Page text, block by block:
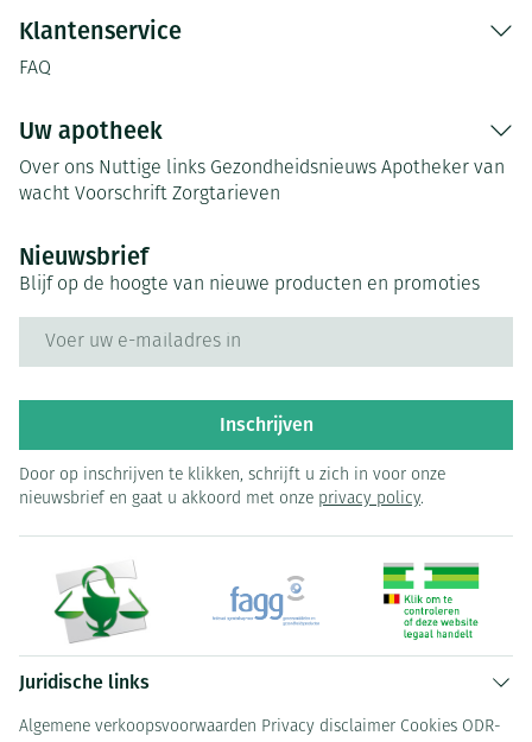
Klantenservice
FAQ
Uw apotheek
Over ons Nuttige links Gezondheidsnieuws Apotheker van
wacht Voorschrift Zorgtarieven
Nieuwsbrief
Blijf op de hoogte van nieuwe producten en promoties
Inschrijven
Door op inschrijven te klikken, schrijft u zich in voor onze
nieuwsbrief en gaat u akkoord met onze privacy policy.
Juridische links
Algemene verkoopsvoorwaarden Privacy disclaimer Cookies ODR-